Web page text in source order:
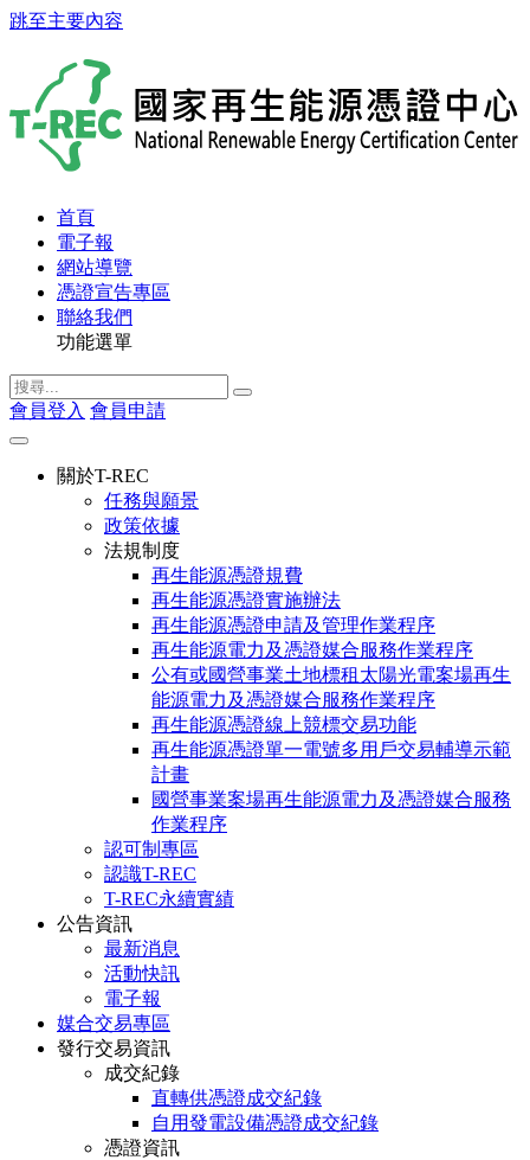
跳至主要內容
首頁
電子報
網站導覽
憑證宣告專區
聯絡我們
功能選單
會員登入 會員申請
關於T-REC
任務與願景
政策依據
法規制度
再生能源憑證規費
再生能源憑證實施辦法
再生能源憑證申請及管理作業程序
再生能源電力及憑證媒合服務作業程序
公有或國營事業土地標租太陽光電案場再生
能源電力及憑證媒合服務作業程序
再生能源憑證線上競標交易功能
再生能源憑證單一電號多用戶交易輔導示範
計畫
國營事業案場再生能源電力及憑證媒合服務
作業程序
認可制專區
認識T-REC
T-REC永續實績
公告資訊
最新消息
活動快訊
電子報
媒合交易專區
發行交易資訊
成交紀錄
直轉供憑證成交紀錄
自用發電設備憑證成交紀錄
憑證資訊